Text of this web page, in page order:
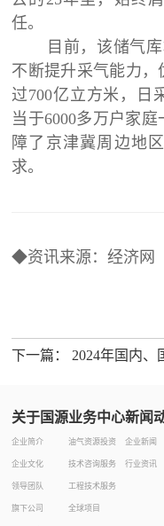
任。
目前，该储气
不断提升采气能力
过700亿立方米，日
当于6000多万户家
障了京津冀周边地
求。
◆资讯来源：经济网
下一篇： 2024年国内、
关于国源
企业简介
企业文化
领导团队
旗下公司
业务中心
油气资源投资
技术咨询服务
工程技术服务
全球项目
新闻
企业新闻
行业资讯